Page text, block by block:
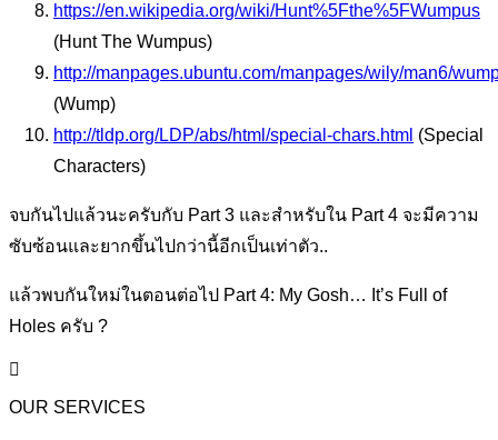
https://en.wikipedia.org/wiki/Hunt%5Fthe%5FWumpus
(Hunt The Wumpus)
http://manpages.ubuntu.com/manpages/wily/man6/
(Wump)
http://tldp.org/LDP/abs/html/special-chars.html (Special
Characters)
จบกันไปแล้วนะครับกับ Part 3 และสำหรับใน Part 4 จะมีความ
ซับซ้อนและยากขึ้นไปกว่านี้อีกเป็นเท่าตัว..
แล้วพบกันใหม่ในตอนต่อไป Part 4: My Gosh… It’s Full of
Holes ครับ ?
OUR SERVICES